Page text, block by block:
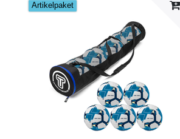
Artikelpaket